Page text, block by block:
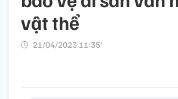
vật thể
21/04/2023 11:35’